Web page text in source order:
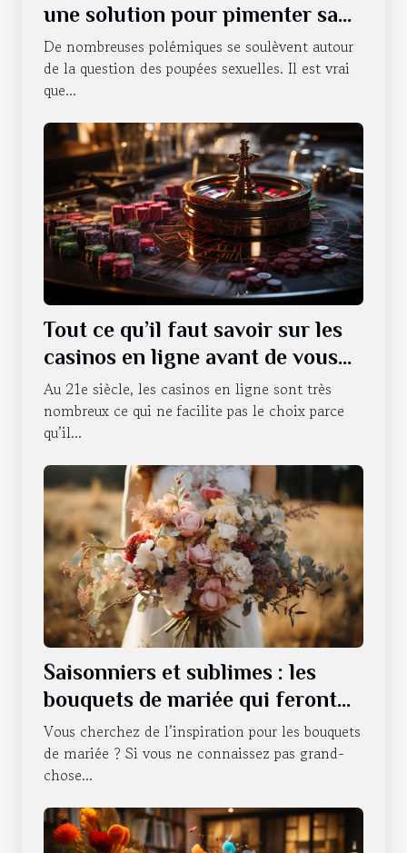
une solution pour pimenter sa
vie sexuelle ?
De nombreuses polémiques se soulèvent autour
de la question des poupées sexuelles. Il est vrai
que...
Tout ce qu’il faut savoir sur les
casinos en ligne avant de vous
lancer
Au 21e siècle, les casinos en ligne sont très
nombreux ce qui ne facilite pas le choix parce
qu’il...
Saisonniers et sublimes : les
bouquets de mariée qui feront
battre votre cœur tout au long
de l'année
Vous cherchez de l’inspiration pour les bouquets
de mariée ? Si vous ne connaissez pas grand-
chose...